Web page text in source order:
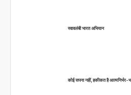
स्वावलंबी भारत अभियान
कोई सपना नहीं, हकीकत है आत्मनिर्भर-